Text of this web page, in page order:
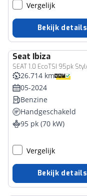
Vergelijk
Bekijk details
Seat Ibiza
26.714 km
05-2024
Benzine
Handgeschakeld
95 pk (70 kW)
Vergelijk
Bekijk details